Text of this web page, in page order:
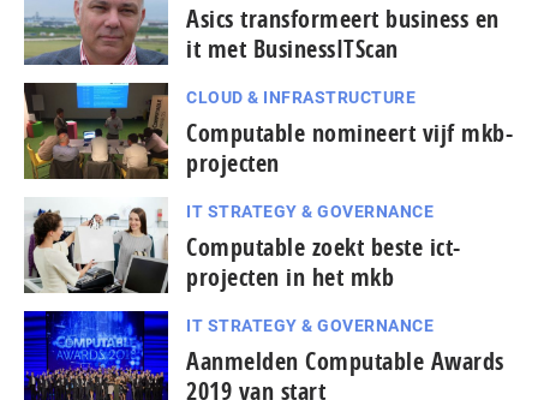
Asics transformeert business en
it met BusinessITScan
CLOUD & INFRASTRUCTURE
Computable nomineert vijf mkb-
projecten
IT STRATEGY & GOVERNANCE
Computable zoekt beste ict-
projecten in het mkb
IT STRATEGY & GOVERNANCE
Aanmelden Computable Awards
2019 van start